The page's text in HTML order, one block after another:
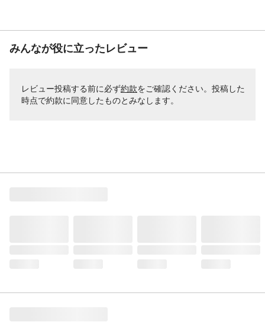
みんなが役に立ったレビュー
レビュー投稿する前に必ず約款をご確認ください。投稿した
時点で約款に同意したものとみなします。